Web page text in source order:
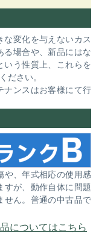
変化を与えないカス
る場合や、新品にはな
いう性質上、これらを
ださい。
ナンスはお客様にて行
や、年式相応の使用感
すが、動作自体に問題
せん。普通の中古品で
についてはこちら